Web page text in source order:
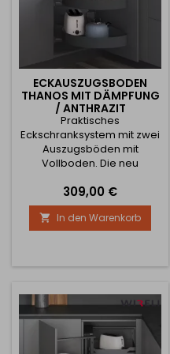
ECKAUSZUGSBODEN
THANOS MIT DÄMPFUNG
/ ANTHRAZIT
Praktisches
Eckschranksystem mit zwei
Auszugsböden mit
Vollboden. Die neu
Vollbodenregalen aus
Stahl verleiht den
Produkten ein luxuriöses
Aussehen. Die Ausrichtung
rechts, bei Öffnung nach
Korb und bei Öffnung nach
rechts den rechten Korb.
Die Mindesttürbreite
beträgt 450 mm.
Preis
309,00 €
 In den Warenkorb